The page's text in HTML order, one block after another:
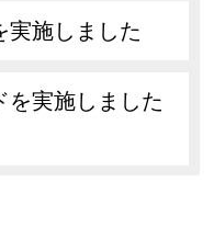
実施しました
を実施しました